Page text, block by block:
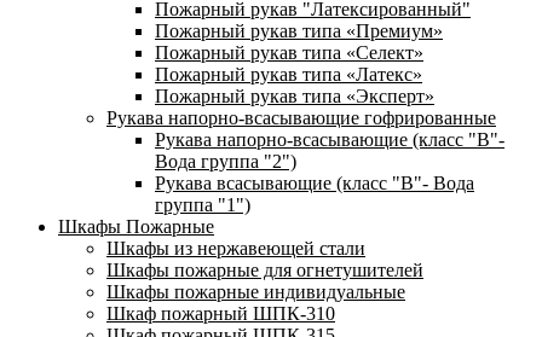
Пожарный рукав "Латексированный"
Пожарный рукав типа «Премиум»
Пожарный рукав типа «Селект»
Пожарный рукав типа «Латекс»
Пожарный рукав типа «Эксперт»
Рукава напорно-всасывающие гофрированные
Рукава напорно-всасывающие (класс "В"-
Вода группа "2")
Рукава всасывающие (класс "В"- Вода
группа "1")
Шкафы Пожарные
Шкафы из нержавеющей стали
Шкафы пожарные для огнетушителей
Шкафы пожарные индивидуальные
Шкаф пожарный ШПК-310